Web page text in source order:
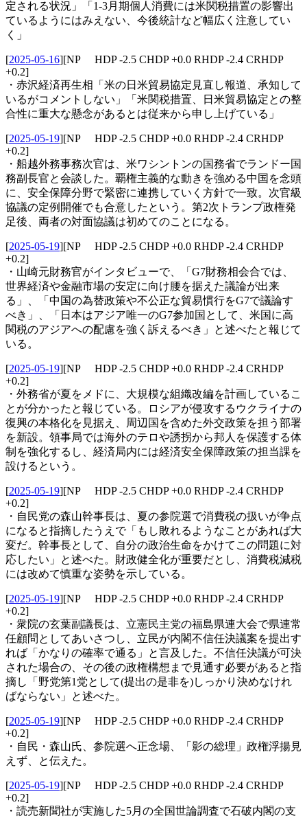
定される状況」「1-3月期個人消費には米関税措置の影響出
ているようにはみえない、今後統計など幅広く注意してい
く」
[2025-05-16][NP HDP -2.5 CHDP +0.0 RHDP -2.4 CRHDP
+0.2]
・赤沢経済再生相「米の日米貿易協定見直し報道、承知して
いるがコメントしない」「米関税措置、日米貿易協定との整
合性に重大な懸念があるとは従来から申し上げている」
[2025-05-19][NP HDP -2.5 CHDP +0.0 RHDP -2.4 CRHDP
+0.2]
・船越外務事務次官は、米ワシントンの国務省でランドー国
務副長官と会談した。覇権主義的な動きを強める中国を念頭
に、安全保障分野で緊密に連携していく方針で一致。次官級
協議の定例開催でも合意したという。第2次トランプ政権発
足後、両者の対面協議は初めてのことになる。
[2025-05-19][NP HDP -2.5 CHDP +0.0 RHDP -2.4 CRHDP
+0.2]
・山崎元財務官がインタビューで、「G7財務相会合では、
世界経済や金融市場の安定に向け腰を据えた議論が出来
る」、「中国の為替政策や不公正な貿易慣行をG7で議論す
べき」、「日本はアジア唯一のG7参加国として、米国に高
関税のアジアへの配慮を強く訴えるべき」と述べたと報じて
いる。
[2025-05-19][NP HDP -2.5 CHDP +0.0 RHDP -2.4 CRHDP
+0.2]
・外務省が夏をメドに、大規模な組織改編を計画しているこ
とが分かったと報じている。ロシアが侵攻するウクライナの
復興の本格化を見据え、周辺国を含めた外交政策を担う部署
を新設。領事局では海外のテロや誘拐から邦人を保護する体
制を強化するし、経済局内には経済安全保障政策の担当課を
設けるという。
[2025-05-19][NP HDP -2.5 CHDP +0.0 RHDP -2.4 CRHDP
+0.2]
・自民党の森山幹事長は、夏の参院選で消費税の扱いが争点
になると指摘したうえで「もし敗れるようなことがあれば大
変だ。幹事長として、自分の政治生命をかけてこの問題に対
応したい」と述べた。財政健全化が重要だとし、消費税減税
には改めて慎重な姿勢を示している。
[2025-05-19][NP HDP -2.5 CHDP +0.0 RHDP -2.4 CRHDP
+0.2]
・衆院の玄葉副議長は、立憲民主党の福島県連大会で県連常
任顧問としてあいさつし、立民が内閣不信任決議案を提出す
れば「かなりの確率で通る」と言及した。不信任決議が可決
された場合の、その後の政権構想まで見通す必要があると指
摘し「野党第1党として(提出の是非を)しっかり決めなけれ
ばならない」と述べた。
[2025-05-19][NP HDP -2.5 CHDP +0.0 RHDP -2.4 CRHDP
+0.2]
・自民・森山氏、参院選へ正念場、「影の総理」政権浮揚見
えず、と伝えた。
[2025-05-19][NP HDP -2.5 CHDP +0.0 RHDP -2.4 CRHDP
+0.2]
・読売新聞社が実施した5月の全国世論調査で石破内閣の支